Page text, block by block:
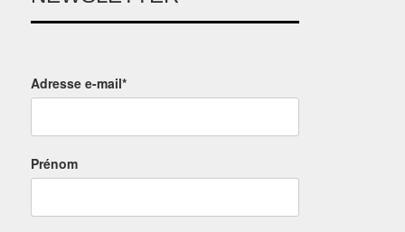
Adresse e-mail*
Prénom